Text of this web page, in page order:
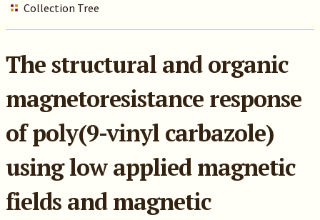
Collection Tree
The structural and organic
magnetoresistance response
of poly(9-vinyl carbazole)
using low applied magnetic
fields and magnetic